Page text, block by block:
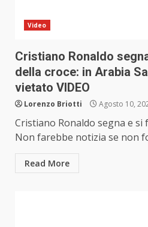
Video
Cristiano Ronaldo
della croce: in Arabia
vietato VIDEO
Lorenzo Briotti Agosto 10,
Cristiano Ronaldo segna e si
Non farebbe notizia se non
Read More